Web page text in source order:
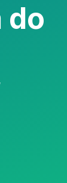
do